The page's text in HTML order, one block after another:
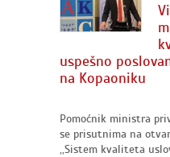
uspešno
na Kopaoniku
Pomoćnik ministra
se prisutnima na
,,Sistem kvaliteta